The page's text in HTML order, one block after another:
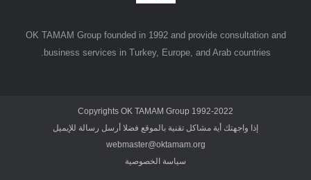
OK TAMAM Group founded in 1992 and provide consultation and
business services in Turkey, Europe, and Arab countries.
Copyrights OK TAMAM Group 1992-2022
إذا واجهتك أية مشاكل تقنية بالموقع فضلا أرسل رسالة للإيميل
webmaster@oktamam.org
سياسة الخصوصية